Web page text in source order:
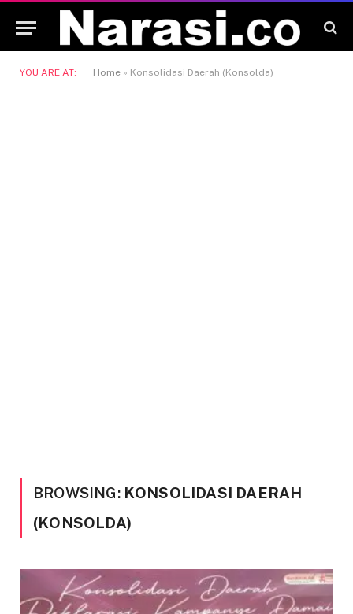
YOU ARE AT: Home » Konsolidasi Daerah (Konsolda)
BROWSING: KONSOLIDASI DAERAH
(KONSOLDA)